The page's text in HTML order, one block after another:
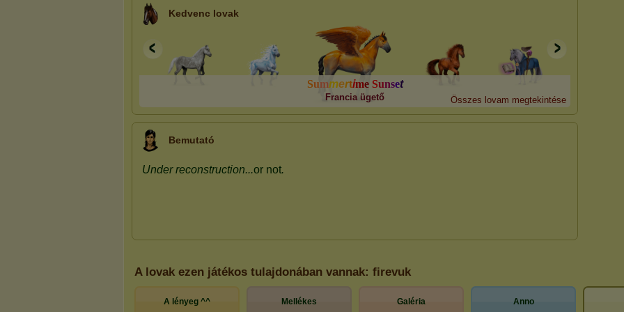
Kedvenc lovak
Summertime Sunset
Francia ügető Összes lovam megtekintése
Bemutató
A lovak ezen játékos tulajdonában vannak: firevuk
A lényeg ^^ Mellékes Galéria Anno